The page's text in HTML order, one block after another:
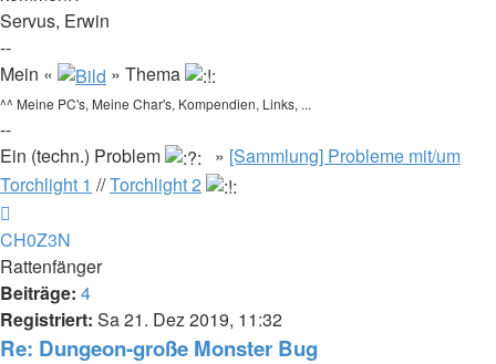
Servus, Erwin
--
Mein «
» Thema
^^ Meine PC's, Meine Char's, Kompendien, Links, ...
--
Ein (techn.) Problem
» [Sammlung] Probleme mit/um
Torchlight 1 //Torchlight 2
oben
CH0Z3N
Rattenfänger
Beiträge: 4
Registriert: Sa 21. Dez 2019, 11:32
Re: Dungeon-große Monster Bug